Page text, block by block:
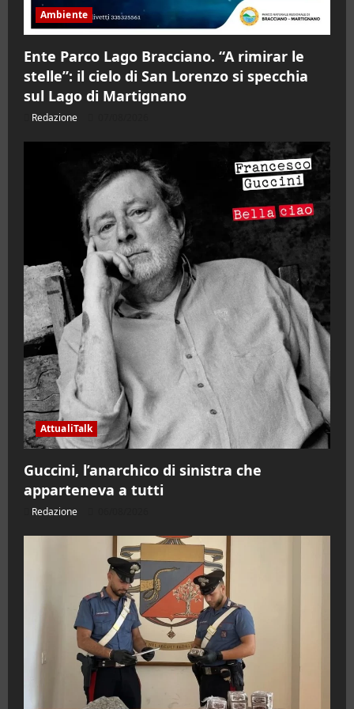
Ambiente
Ente Parco Lago Bracciano. “A rimirar le
stelle”: il cielo di San Lorenzo si specchia
sul Lago di Martignano
Redazione
AttualiTalk
Guccini, l’anarchico di sinistra che
apparteneva a tutti
Redazione